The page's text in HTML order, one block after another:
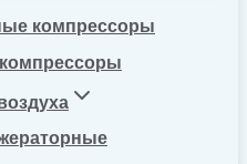
компрессоры